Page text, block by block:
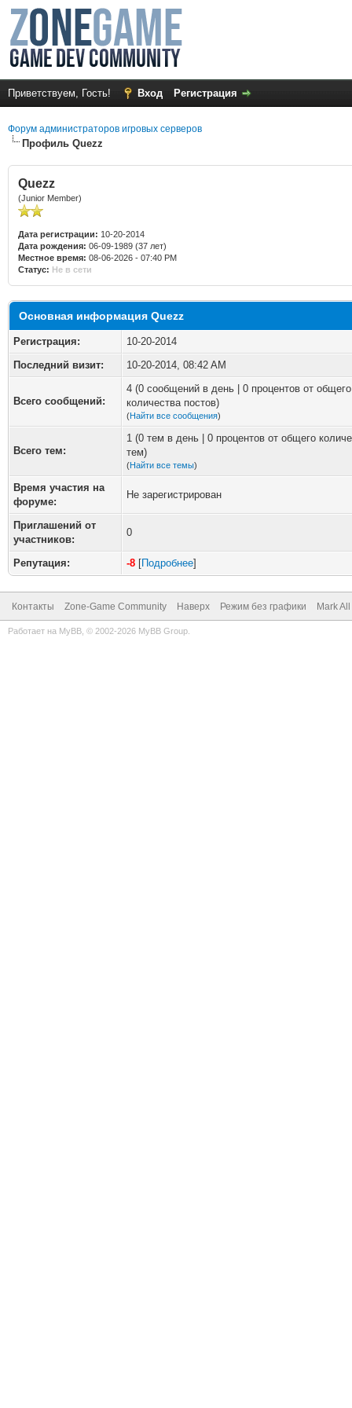
Приветствуем, Гость! Вход Регистрация
Форум администраторов игровых серверов
Профиль Quezz
Quezz
(Junior Member)
Дата регистрации: 10-20-2014
Дата рождения: 06-09-1989 (37 лет)
Местное время: 08-06-2026 - 07:40 PM
Статус: Не в сети
Основная информация Quezz
Регистрация:
10-20-2014
Последний визит:
10-20-2014, 08:42 AM
Всего сообщений:
4 (0 сообщений в день | 0 процентов от общего
количества постов)
(Найти все сообщения)
Всего тем:
1 (0 тем в день | 0 процентов от общего
тем)
(Найти все темы)
Время участия на
форуме:
Не зарегистрирован
Приглашений от
участников:
0
Репутация: -8 [Подробнее]
Контакты Zone-Game Community Наверх Режим без графики Mark
Работает на MyBB , © 2002-2026 MyBB Group